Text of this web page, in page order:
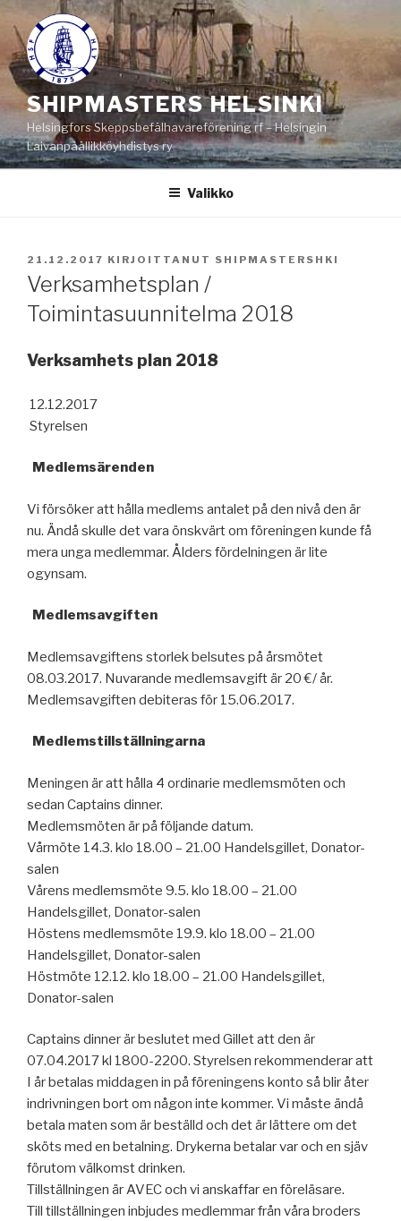
Siirry
sisältöön
SHIPMASTERS HELSINKI
Helsingfors Skeppsbefälhavareförening rf – Helsingin
Laivanpäällikköyhdistys ry
Valikko
JULKAISTU
21.12.2017 KIRJOITTANUT SHIPMASTERSHKI
Verksamhetsplan /
Toimintasuunnitelma 2018
Verksamhets plan 2018
12.12.2017
Styrelsen
Medlemsärenden
Vi försöker att hålla medlems antalet på den nivå den är
nu. Ändå skulle det vara önskvärt om föreningen kunde få
mera unga medlemmar. Ålders fördelningen är lite
ogynsam.
Medlemsavgiften
Medlemsavgiftens storlek belsutes på årsmötet
08.03.2017. Nuvarande medlemsavgift är 20 €/ år.
Medlemsavgiften debiteras för 15.06.2017.
Medlemstillställningarna
Meningen är att hålla 4 ordinarie medlemsmöten och
sedan Captains dinner.
Medlemsmöten är på följande datum.
Vårmöte 14.3. klo 18.00 – 21.00 Handelsgillet, Donator-
salen
Vårens medlemsmöte 9.5. klo 18.00 – 21.00
Handelsgillet, Donator-salen
Höstens medlemsmöte 19.9. klo 18.00 – 21.00
Handelsgillet, Donator-salen
Höstmöte 12.12. klo 18.00 – 21.00 Handelsgillet,
Donator-salen
Captains dinner är beslutet med Gillet att den är
07.04.2017 kl 1800-2200. Styrelsen rekommenderar att
I år betalas middagen in på föreningens konto så blir åter
indrivningen bort om någon inte kommer. Vi måste ändå
betala maten som är beställd och det är lättere om det
sköts med en betalning. Drykerna betalar var och en sjäv
förutom välkomst drinken.
Tillställningen är AVEC och vi anskaffar en föreläsare.
Till tillställningen inbjudes medlemmar från våra broders